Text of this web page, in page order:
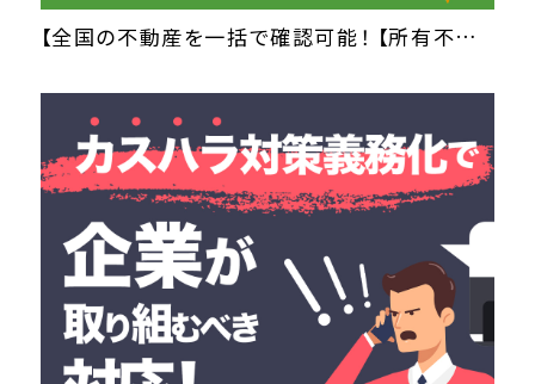
【全国の不動産を一括で確認可能！ 【所有不動産記録証明制度】とは？】